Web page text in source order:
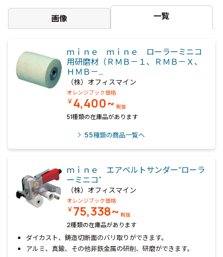
画像 一覧
ｍｉｎｅ ｍｉｎｅ ローラーミニコ
用研磨材（ＲＭＢ－１、ＲＭＢ－Ｘ、
ＨＭＢ－…
（株）オフィスマイン
オレンジブック価格
￥4,400~ 税抜
51種類の在庫品があります
55種類の商品一覧へ
ｍｉｎｅ エアベルトサンダー“ローラ
ーミニコ”
（株）オフィスマイン
オレンジブック価格
￥75,338~ 税抜
2種類の在庫品があります
ダイカスト、鋳造切断面のバリ取りができます。
アルミ、真鍮、その他非鉄金属の研削、研磨ができます。